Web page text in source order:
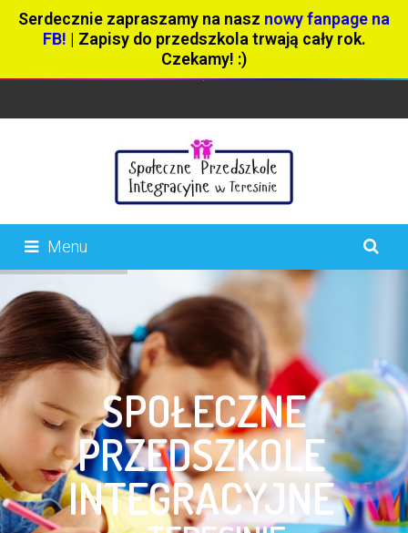
Serdecznie zapraszamy na nasz nowy fanpage na
FB! | Zapisy do przedszkola trwają cały rok.
Czekamy! :)
Menu